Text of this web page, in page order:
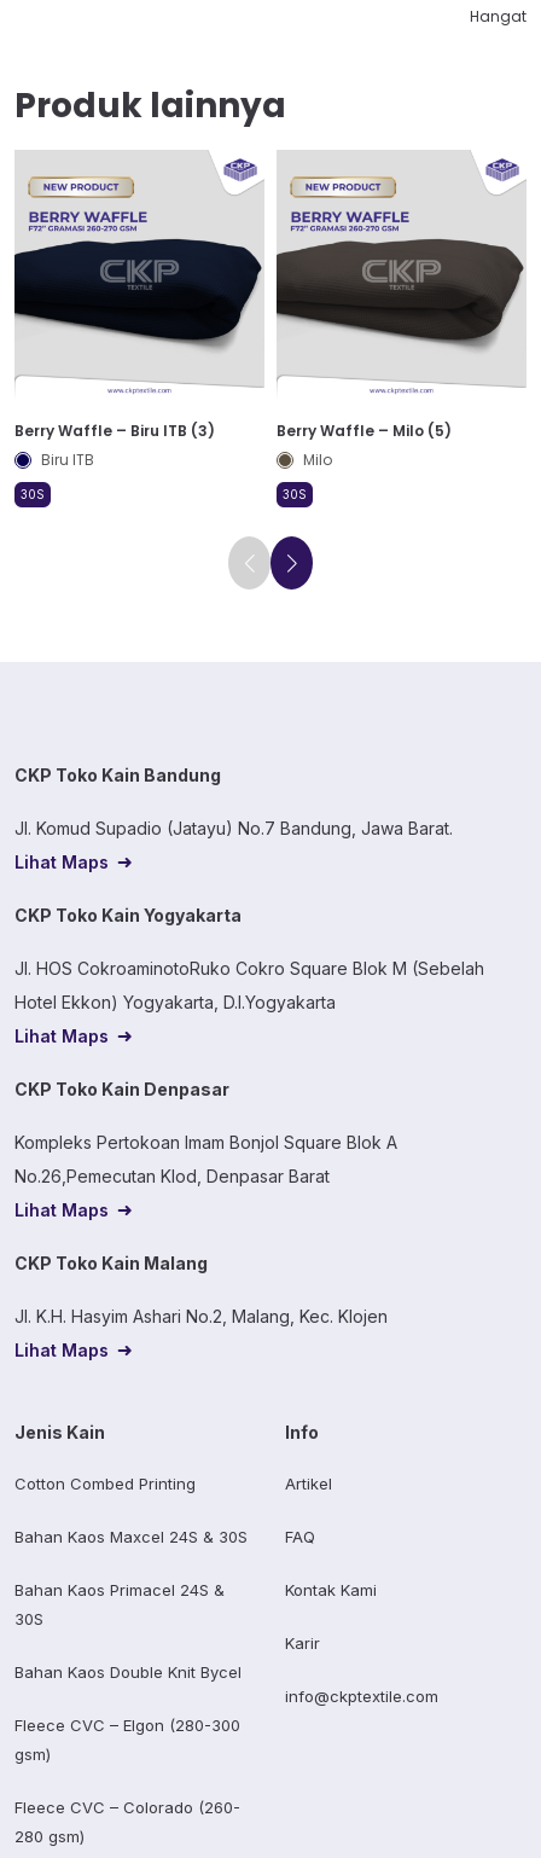
Hangat
Produk lainnya
Berry Waffle – Biru ITB (3)
Biru ITB
30S
Berry Waffle – Milo (5)
Milo
30S
CKP Toko Kain Bandung
Jl. Komud Supadio (Jatayu) No.7 Bandung, Jawa Barat.
Lihat Maps
CKP Toko Kain Yogyakarta
Jl. HOS CokroaminotoRuko Cokro Square Blok M (Sebelah
Hotel Ekkon) Yogyakarta, D.I.Yogyakarta
Lihat Maps
CKP Toko Kain Denpasar
Kompleks Pertokoan Imam Bonjol Square Blok A
No.26,Pemecutan Klod, Denpasar Barat
Lihat Maps
CKP Toko Kain Malang
Jl. K.H. Hasyim Ashari No.2, Malang, Kec. Klojen
Lihat Maps
Jenis Kain
Cotton Combed Printing
Bahan Kaos Maxcel 24S & 30S
Bahan Kaos Primacel 24S &
30S
Bahan Kaos Double Knit Bycel
Fleece CVC – Elgon (280-300
gsm)
Fleece CVC – Colorado (260-
280 gsm)
Info
Artikel
FAQ
Kontak Kami
Karir
info@ckptextile.com